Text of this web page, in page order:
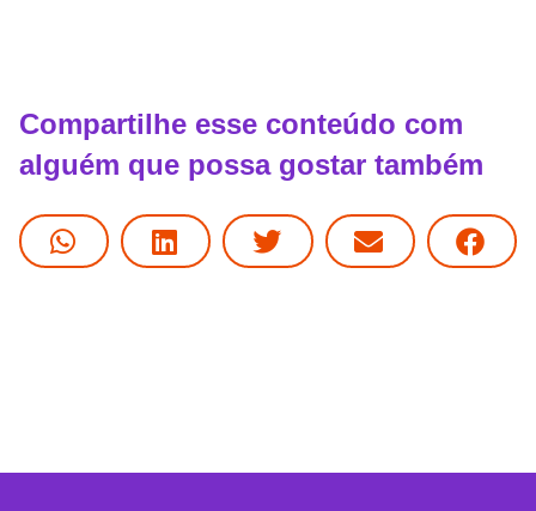
Compartilhe esse conteúdo com
alguém que possa gostar também